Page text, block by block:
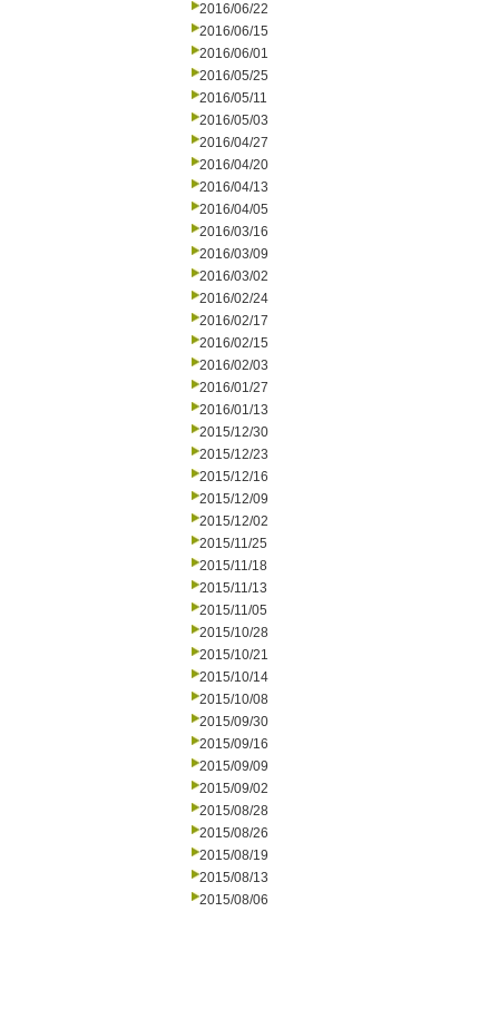
2016/06/22
2016/06/15
2016/06/01
2016/05/25
2016/05/11
2016/05/03
2016/04/27
2016/04/20
2016/04/13
2016/04/05
2016/03/16
2016/03/09
2016/03/02
2016/02/24
2016/02/17
2016/02/15
2016/02/03
2016/01/27
2016/01/13
2015/12/30
2015/12/23
2015/12/16
2015/12/09
2015/12/02
2015/11/25
2015/11/18
2015/11/13
2015/11/05
2015/10/28
2015/10/21
2015/10/14
2015/10/08
2015/09/30
2015/09/16
2015/09/09
2015/09/02
2015/08/28
2015/08/26
2015/08/19
2015/08/13
2015/08/06